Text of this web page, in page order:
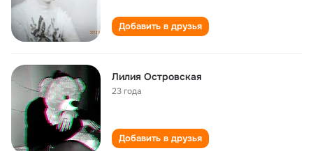
Добавить в друзья
Лилия Островская
23 года
Добавить в друзья